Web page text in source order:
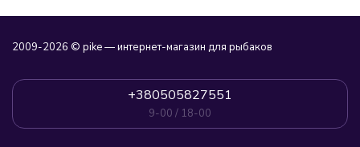
2009-2026 © pike — интернет-магазин для рыбаков
+380505827551
9-00 / 18-00